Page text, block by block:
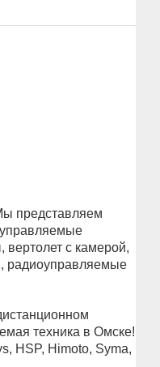
представляем
с камерой,
радиоуправляемые
техника в Омске!
HSP, Himoto, Syma,